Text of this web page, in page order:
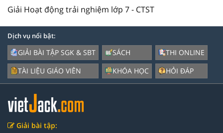
Giải Hoạt động trải nghiệm lớp 7 - CTST
Dịch vụ nổi bật:
GIẢI BÀI TẬP SGK & SBT
TÀI LIỆU GIÁO VIÊN
SÁCH
KHÓA HỌC
THI ONLINE
HỎI ĐÁP
Giải bài tập: